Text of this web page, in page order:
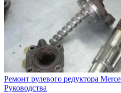
Ремонт рулевого редуктора
Руководства